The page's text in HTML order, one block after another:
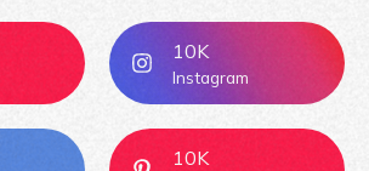
10K
Instagram
10K